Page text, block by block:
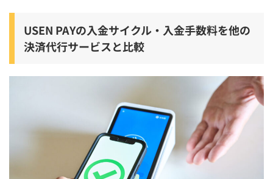
USEN PAYの入金サイクル・入金手数料を他の
決済代行サービスと比較